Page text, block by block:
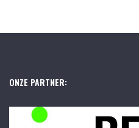
ONZE PARTNER: